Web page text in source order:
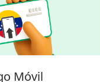
Móvil